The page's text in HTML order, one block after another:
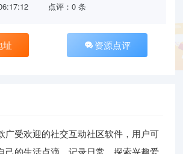
点评：0 条
址 资源点评
广受欢迎的社交互动社区软件，用户可
己的生活点滴，记录日常，探索兴趣爱